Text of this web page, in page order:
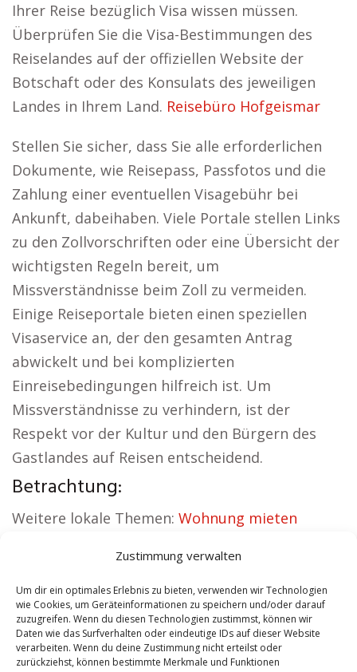
Zustimmung verwalten
Um dir ein optimales Erlebnis zu bieten, verwenden wir Technologien
wie Cookies, um Geräteinformationen zu speichern und/oder darauf
zuzugreifen. Wenn du diesen Technologien zustimmst, können wir
Daten wie das Surfverhalten oder eindeutige IDs auf dieser Website
verarbeiten. Wenn du deine Zustimmung nicht erteilst oder
zurückziehst, können bestimmte Merkmale und Funktionen
Ihrer Reise bezüglich Visa wissen müssen.
Überprüfen Sie die Visa-Bestimmungen des
Reiselandes auf der offiziellen Website der
Botschaft oder des Konsulats des jeweiligen
Landes in Ihrem Land. Reisebüro Hofgeismar
Stellen Sie sicher, dass Sie alle erforderlichen
Dokumente, wie Reisepass, Passfotos und die
Zahlung einer eventuellen Visagebühr bei
Ankunft, dabeihaben. Viele Portale stellen Links
zu den Zollvorschriften oder eine Übersicht der
wichtigsten Regeln bereit, um
Missverständnisse beim Zoll zu vermeiden.
Einige Reiseportale bieten einen speziellen
Visaservice an, der den gesamten Antrag
abwickelt und bei komplizierten
Einreisebedingungen hilfreich ist. Um
Missverständnisse zu verhindern, ist der
Respekt vor der Kultur und den Bürgern des
Gastlandes auf Reisen entscheidend.
Betrachtung:
Weitere lokale Themen: Wohnung mieten
Autovermietung Hirschberg |Versicherung
Hirschberg|Hauskauf Hirschberg|
Hundeschule Hirschberg
Contents [show]